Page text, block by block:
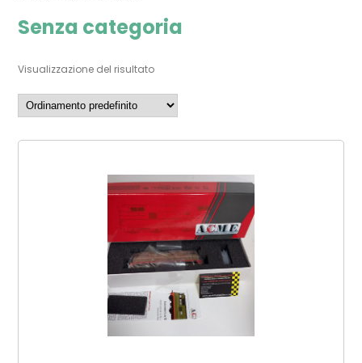
Senza categoria
Visualizzazione del risultato